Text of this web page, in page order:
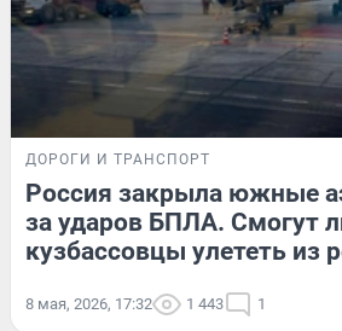
ДОРОГИ И ТРАНСПОРТ
Россия закрыла южные
за ударов БПЛА. Смогут
кузбассовцы улететь из
8 мая, 2026, 17:32 1 443 1